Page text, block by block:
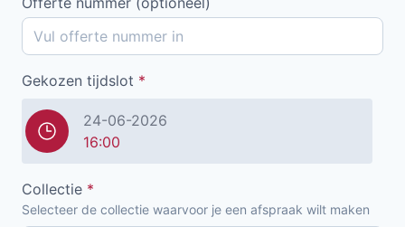
Gekozen tijdslot *
24-06-2026
16:00
Collectie *
Selecteer de collectie waarvoor je een afspraak wilt maken